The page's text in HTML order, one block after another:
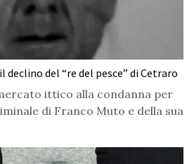
declino del “re del pesce” di Cetraro
ittico alla condanna per
di Franco Muto e della sua